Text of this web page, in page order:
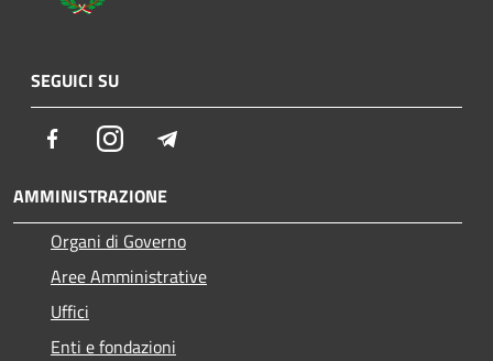
SEGUICI SU
FacebookInstagram
AMMINISTRAZIONE
Organi di Governo
Aree Amministrative
Uffici
Enti e fondazioni